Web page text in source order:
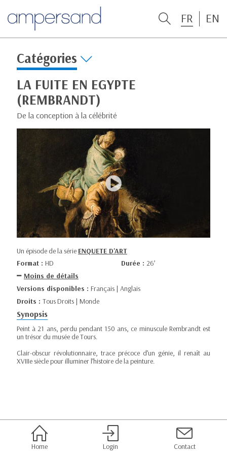
FR EN
Catégories
LA FUITE EN EGYPTE
(REMBRANDT)
De la conception à la célébrité
Un épisode de la série ENQUETE D'ART
Format : HD Durée : 26’
Moins de détails
Versions disponibles : Français | Anglais
Droits : Tous Droits | Monde
Synopsis
Peint à 21 ans, perdu pendant 150 ans, ce minuscule Rembrandt est
un trésor du musée de Tours.
Clair-obscur révolutionnaire, trace précoce d’un génie, il renaît au
XVIIIe siècle pour illuminer l’histoire de la peinture.
Home Login Contact